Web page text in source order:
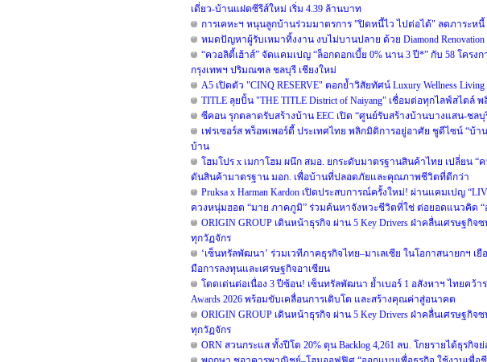
เดี่ยว-บ้านแฝดซีรีส์ใหม่ เริ่ม 4.39 ล้านบาท
การเคหะฯ หนุนลูกบ้านร่วมมาตรการ "ปิดหนี้ไว ไปต่อได้" ลดภาระหนี้
หมดปัญหาผู้รับเหมาทิ้งงาน งบไม่บานปลาย ด้วย Diamond
“ควอลิตี้เฮ้าส์” จัดแคมเปญ “ล็อกดอกเบี้ย 0% นาน 3 ปี*” กับ 58 โคร
กรุงเทพฯ ปริมณฑล ชลบุรี เชียงใหม่
A5 เปิดตัว "CINQ RESERVE" ตอกย้ำวิสัยทัศน์ Luxury Wellness
TITLE ลุยปั้น "THE TITLE District of Naiyang" เชื่อมต่อทุกไลฟ์สไตล์ พ
ซีคอน รุกตลาดรับสร้างบ้าน EEC เปิด “ศูนย์รับสร้างบ้านบางแสน-ชล
เฟรเซอร์ส พร็อพเพอร์ตี้ ประเทศไทย พลิกมิติการอยู่อาศัย ชูดีไซน์ “บ้
บ้าน
โฮมโปร x เมกาโฮม ผนึก สมอ. ยกระดับมาตรฐานสินค้าไทย เปลี่ยน
ดันสินค้ามาตรฐาน มอก. เพื่อบ้านที่ปลอดภัยและคุณภาพชีวิตที่ดีกว่า
Pruksa x Harman Kardon เปิดประสบการณ์ครั้งใหม่! ผ่านแคมเปญ
ควงหนุ่มฮอต “มาย ภาคภูมิ” ร่วมค้นหาจังหวะชีวิตที่ใช่ ต่อยอดแนวคิด “
ORIGIN GROUP เดินหน้าธุรกิจ ผ่าน 5 Key Drivers ฝ่าคลื่นเศรษฐกิ
ทุกวัฏจักร
‘เซ็นทรัลพัฒนา’ ร่วมเวทีภาคธุรกิจไทย–มาเลเซีย ในโอกาสนายกฯ
มือการลงทุนและเศรษฐกิจอาเซียน
โดดเด่นต่อเนื่อง 3 ปีซ้อน! เซ็นทรัลพัฒนา ย้ำเบอร์ 1 อสังหาฯ ไทยคว้า
Awards 2026 พร้อมขับเคลื่อนการเติบโต และสร้างคุณค่าสู่อนาคต
ORIGIN GROUP เดินหน้าธุรกิจ ผ่าน 5 Key Drivers ฝ่าคลื่นเศรษฐกิ
ทุกวัฏจักร
ORN สวนกระแส ทั้งปีโต 20% ตุน Backlog 4,261 ลบ. โกยรายได้ธุรกิจย่